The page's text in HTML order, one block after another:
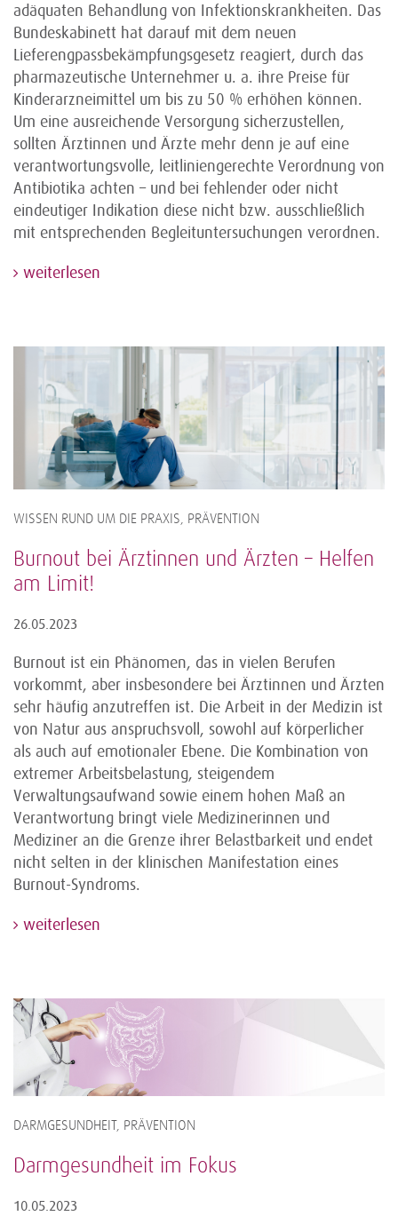
adäquaten Behandlung von Infektionskrankheiten. Das
Bundeskabinett hat darauf mit dem neuen
Lieferengpassbekämpfungsgesetz reagiert, durch das
pharmazeutische Unternehmer u. a. ihre Preise für
Kinderarzneimittel um bis zu 50 % erhöhen können.
Um eine ausreichende Versorgung sicherzustellen,
sollten Ärztinnen und Ärzte mehr denn je auf eine
verantwortungsvolle, leitliniengerechte Verordnung von
Antibiotika achten – und bei fehlender oder nicht
eindeutiger Indikation diese nicht bzw. ausschließlich
mit entsprechenden Begleituntersuchungen verordnen.
weiterlesen
WISSEN RUND UM DIE PRAXIS, PRÄVENTION
Burnout bei Ärztinnen und Ärzten – Helfen
am Limit!
26.05.2023
Burnout ist ein Phänomen, das in vielen Berufen
vorkommt, aber insbesondere bei Ärztinnen und Ärzten
sehr häufig anzutreffen ist. Die Arbeit in der Medizin ist
von Natur aus anspruchsvoll, sowohl auf körperlicher
als auch auf emotionaler Ebene. Die Kombination von
extremer Arbeitsbelastung, steigendem
Verwaltungsaufwand sowie einem hohen Maß an
Verantwortung bringt viele Medizinerinnen und
Mediziner an die Grenze ihrer Belastbarkeit und endet
nicht selten in der klinischen Manifestation eines
Burnout-Syndroms.
weiterlesen
DARMGESUNDHEIT, PRÄVENTION
Darmgesundheit im Fokus
10.05.2023